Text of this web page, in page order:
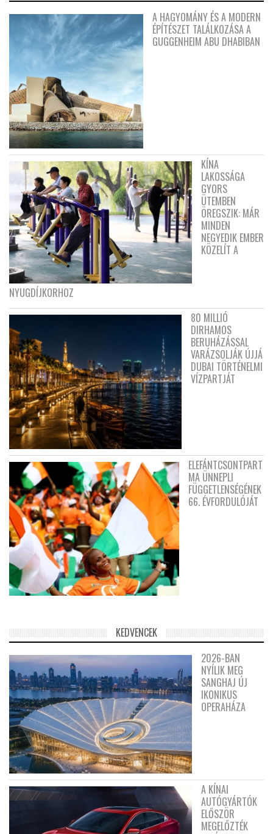
A HAGYOMÁNY ÉS A MODERN
ÉPÍTÉSZET TALÁLKOZÁSA A
GUGGENHEIM ABU DHABIBAN
KÍNA
LAKOSSÁGA
GYORS
ÜTEMBEN
ÖREGSZIK: MÁR
MINDEN
NEGYEDIK EMBER
KÖZELÍT A
NYUGDÍJKORHOZ
80 MILLIÓ
DIRHAMOS
BERUHÁZÁSSAL
VARÁZSOLJÁK ÚJJÁ
DUBAI TÖRTÉNELMI
VÍZPARTJÁT
ELEFÁNTCSONTPART
MA ÜNNEPLI
FÜGGETLENSÉGÉNEK
66. ÉVFORDULÓJÁT
KEDVENCEK
2026-BAN
NYÍLIK MEG
SANGHAJ ÚJ
IKONIKUS
OPERAHÁZA
A KÍNAI
AUTÓGYÁRTÓK
ELŐSZÖR
MEGELŐZTÉK